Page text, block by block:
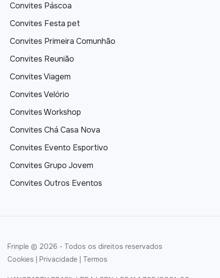
Convites Páscoa
Convites Festa pet
Convites Primeira Comunhão
Convites Reunião
Convites Viagem
Convites Velório
Convites Workshop
Convites Chá Casa Nova
Convites Evento Esportivo
Convites Grupo Jovem
Convites Outros Eventos
Frinple © 2026 - Todos os direitos reservados
Cookies | Privacidade | Termos